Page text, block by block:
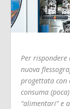
Per rispondere
nuova
progettata con
consuma
“alimentari” e